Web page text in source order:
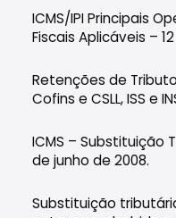
ICMS/IPI Principais
Fiscais Aplicáveis –
Retenções de
Cofins e CSLL, ISS e
ICMS – Substituição
de junho de 2008.
Substituição